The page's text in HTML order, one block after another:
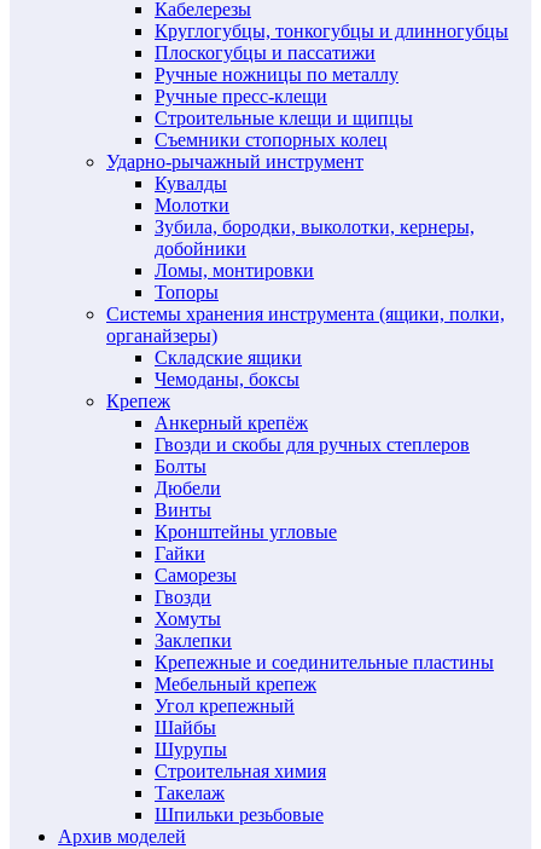
Кабелерезы
Круглогубцы, тонкогубцы и длинногубцы
Плоскогубцы и пассатижи
Ручные ножницы по металлу
Ручные пресс-клещи
Строительные клещи и щипцы
Съемники стопорных колец
Ударно-рычажный инструмент
Кувалды
Молотки
Зубила, бородки, выколотки, кернеры,
добойники
Ломы, монтировки
Топоры
Системы хранения инструмента (ящики, полки,
органайзеры)
Складские ящики
Чемоданы, боксы
Крепеж
Анкерный крепёж
Гвозди и скобы для ручных степлеров
Болты
Дюбели
Винты
Кронштейны угловые
Гайки
Саморезы
Гвозди
Хомуты
Заклепки
Крепежные и соединительные пластины
Мебельный крепеж
Угол крепежный
Шайбы
Шурупы
Строительная химия
Такелаж
Шпильки резьбовые
Архив моделей